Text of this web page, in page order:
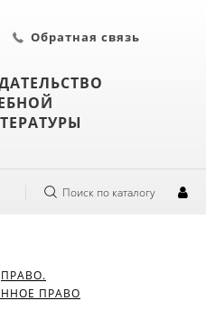
Обратная связь
Поиск по каталогу
ПРАВО.
ПРАВО